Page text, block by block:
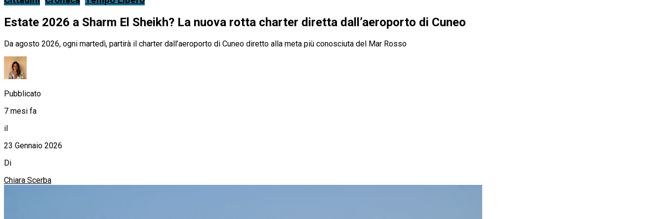
Estate 2026 a Sharm El Sheikh? La nuova rotta charter diretta dall’aeroporto di Cuneo
Da agosto 2026, ogni martedì, partirà il charter dall’aeroporto di Cuneo diretto alla meta più conosciuta del Mar Rosso
Pubblicato
7 mesi fa
il
23 Gennaio 2026
Di
Chiara Scerba